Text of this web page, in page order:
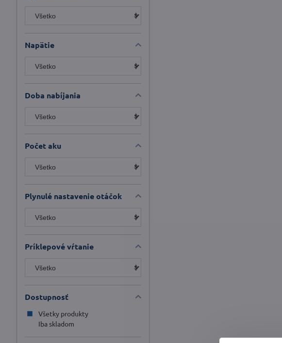
Napätie
Doba nabíjania
Počet aku
Plynulé nastavenie otáčok
Príklepové vŕtanie
Dostupnosť
Všetky produkty
Iba skladom